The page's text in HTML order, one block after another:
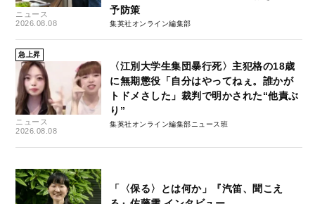
ニュース
2026.08.08
予防策
集英社オンライン編集部
急上昇
ニュース
2026.08.08
〈江別大学生集団暴行死〉主犯格の18歳
に無期懲役「自分はやってねぇ。誰かが
トドメさした」裁判で明かされた“他責ぶ
り”
集英社オンライン編集部ニュース班
「〈保る〉とは何か」『汽笛、聞こえ